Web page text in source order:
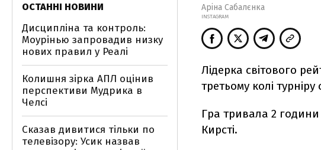
Аріна Сабалєнка
INSTAGRAM
Лідерка світового
третьому колі турніру
Гра тривала 2
Кирсті.
ОСТАННІ НОВИНИ
Дисципліна та контроль:
Моурінью запровадив низку
нових правил у Реалі
Колишня зірка АПЛ оцінив
перспективи Мудрика в
Челсі
Сказав дивитися тільки по
телевізору: Усик назвав